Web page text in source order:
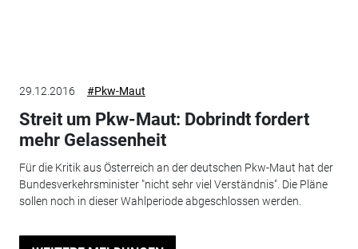
29.12.2016 #Pkw-Maut
Streit um Pkw-Maut: Dobrindt fordert
mehr Gelassenheit
Für die Kritik aus Österreich an der deutschen Pkw-Maut hat der
Bundesverkehrsminister "nicht sehr viel Verständnis". Die Pläne
sollen noch in dieser Wahlperiode abgeschlossen werden.